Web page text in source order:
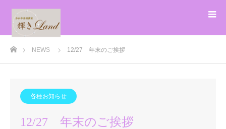
ホームNEWS 12/27 年末のご挨拶
各種お知らせ
12/27 年末のご挨拶